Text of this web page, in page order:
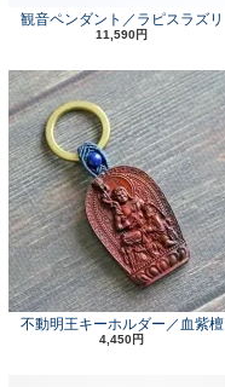
観音ペンダント／ラピスラズリ
11,590円
不動明王キーホルダー／血紫檀
4,450円